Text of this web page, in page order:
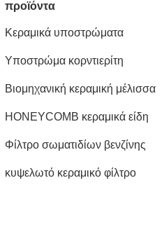
προϊόντα
Κεραμικά υποστρώματα
Υποστρώμα κορντιερίτη
Βιομηχανική κεραμική μέλισσα
HONEYCOMB κεραμικά είδη
Φίλτρο σωματιδίων βενζίνης
κυψελωτό κεραμικό φίλτρο